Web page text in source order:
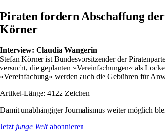
Piraten fordern Abschaffung
Körner
Interview: Claudia Wangerin
Stefan Körner ist Bundesvorsitzender der
versucht, die geplanten »Vereinfachungen« als
»Vereinfachung« werden auch die Gebühren für
Artikel-Länge: 4122 Zeichen
Damit unabhängiger Journalismus weiter möglich
Jetzt junge Weltabonnieren